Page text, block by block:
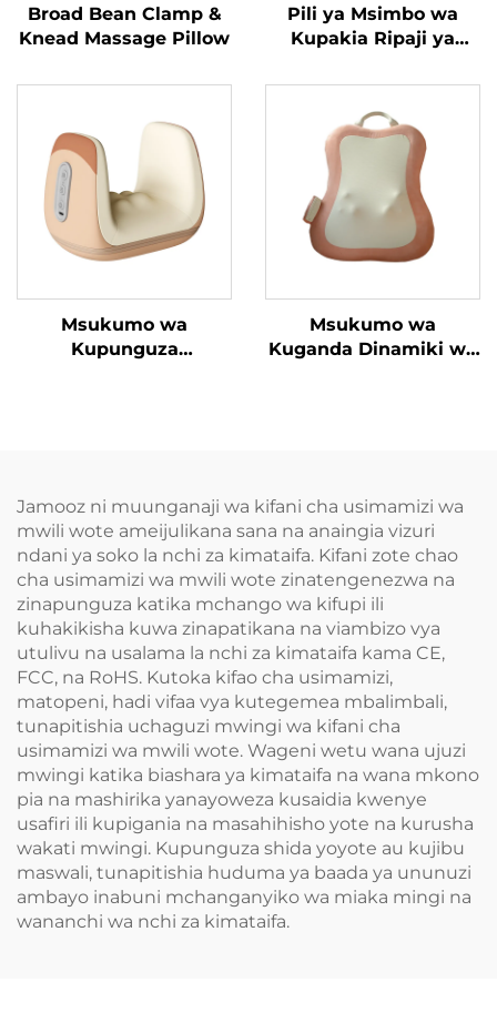
Broad Bean Clamp &
Knead Massage Pillow
Pili ya Msimbo wa
Kupakia Ripaji ya
Msukumo wa
Kupunguza
Msukumo wa
Kuganda Dinamiki wa
Jamooz ni muunganaji wa kifani cha usimamizi wa
mwili wote ameijulikana sana na anaingia vizuri
ndani ya soko la nchi za kimataifa. Kifani zote chao
cha usimamizi wa mwili wote zinatengenezwa na
zinapunguza katika mchango wa kifupi ili
kuhakikisha kuwa zinapatikana na viambizo vya
utulivu na usalama la nchi za kimataifa kama CE,
FCC, na RoHS. Kutoka kifao cha usimamizi,
matopeni, hadi vifaa vya kutegemea mbalimbali,
tunapitishia uchaguzi mwingi wa kifani cha
usimamizi wa mwili wote. Wageni wetu wana ujuzi
mwingi katika biashara ya kimataifa na wana mkono
pia na mashirika yanayoweza kusaidia kwenye
usafiri ili kupigania na masahihisho yote na kurusha
wakati mwingi. Kupunguza shida yoyote au kujibu
maswali, tunapitishia huduma ya baada ya ununuzi
ambayo inabuni mchanganyiko wa miaka mingi na
wananchi wa nchi za kimataifa.